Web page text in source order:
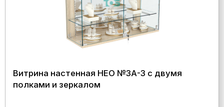
Витрина настенная НЕО №3А-3 с двумя
полками и зеркалом